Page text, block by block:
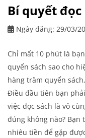
Bí quyết
Ngày đăng: 29/03/
Chỉ mất 10 phút là
quyển sách sao cho
hàng trăm quyển
Điều đầu tiên bạn
việc đọc sách là vô
đúng không nào?
nhiêu tiền để gặp